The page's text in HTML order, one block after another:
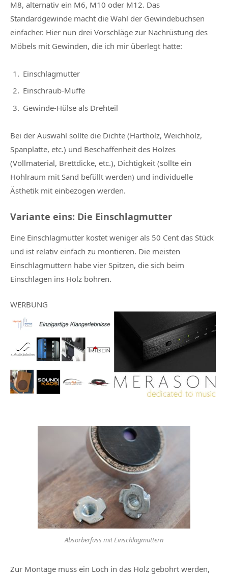
M8, alternativ ein M6, M10 oder M12. Das
Standardgewinde macht die Wahl der Gewindebuchsen
einfacher. Hier nun drei Vorschläge zur Nachrüstung des
Möbels mit Gewinden, die ich mir überlegt hatte:
Einschlagmutter
Einschraub-Muffe
Gewinde-Hülse als Drehteil
Bei der Auswahl sollte die Dichte (Hartholz, Weichholz,
Spanplatte, etc.) und Beschaffenheit des Holzes
(Vollmaterial, Brettdicke, etc.), Dichtigkeit (sollte ein
Hohlraum mit Sand befüllt werden) und individuelle
Ästhetik mit einbezogen werden.
Variante eins: Die Einschlagmutter
Eine Einschlagmutter kostet weniger als 50 Cent das Stück
und ist relativ einfach zu montieren. Die meisten
Einschlagmuttern habe vier Spitzen, die sich beim
Einschlagen ins Holz bohren.
WERBUNG
Absorberfuss mit Einschlagmuttern
Zur Montage muss ein Loch in das Holz gebohrt werden,